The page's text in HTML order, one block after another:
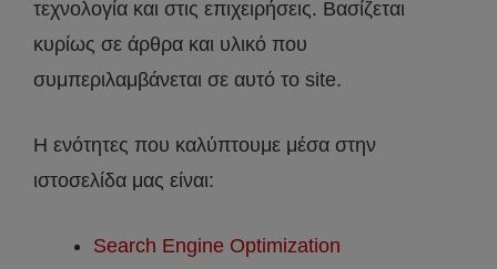
τεχνολογία και στις επιχειρήσεις. Βασίζεται
κυρίως σε άρθρα και υλικό που
συμπεριλαμβάνεται σε αυτό το site.
Η ενότητες που καλύπτουμε μέσα στην
ιστοσελίδα μας είναι:
Search Engine Optimization